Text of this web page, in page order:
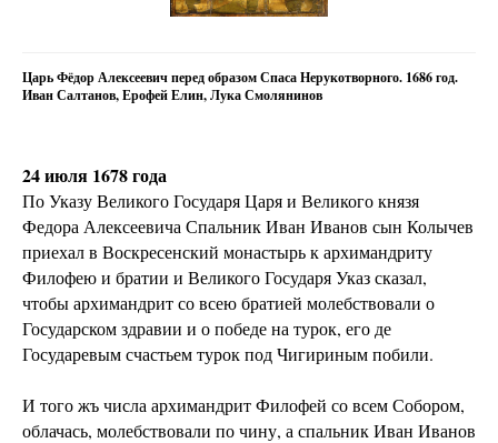
Царь Фёдор Алексеевич перед образом Спаса Нерукотворного. 1686 год.
Иван Салтанов, Ерофей Елин, Лука Смолянинов
24 июля 1678 года
По Указу Великого Государя Царя и Великого князя
Федора Алексеевича Спальник Иван Иванов сын Колычев
приехал в Воскресенский монастырь к архимандриту
Филофею и братии и Великого Государя Указ сказал,
чтобы архимандрит со всею братией молебствовали о
Государском здравии и о победе на турок, его де
Государевым счастьем турок под Чигириным побили.
И того жъ числа архимандрит Филофей со всем Собором,
облачась, молебствовали по чину, а спальник Иван Иванов